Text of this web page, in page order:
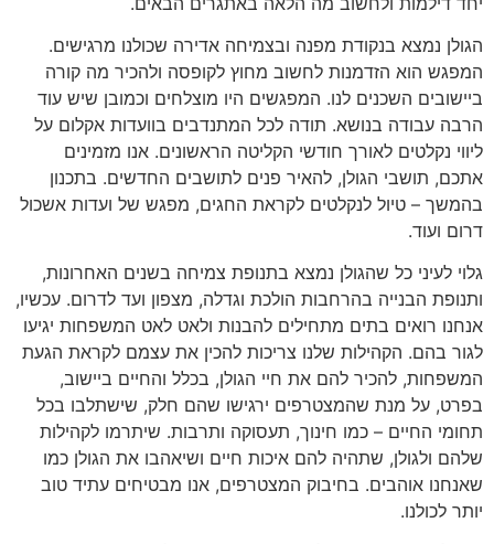
הגולן נמצא בנקודת מפנה ובצמיחה אדירה שכולנו מרגישים.
המפגש הוא הזדמנות לחשוב מחוץ לקופסה ולהכיר מה קורה
ביישובים השכנים לנו. המפגשים היו מוצלחים וכמובן שיש עוד
הרבה עבודה בנושא. תודה לכל המתנדבים בוועדות אקלום על
ליווי נקלטים לאורך חודשי הקליטה הראשונים. אנו מזמינים
אתכם, תושבי הגולן, להאיר פנים לתושבים החדשים. בתכנון
בהמשך – טיול לנקלטים לקראת החגים, מפגש של ועדות אשכול
דרום ועוד.
גלוי לעיני כל שהגולן נמצא בתנופת צמיחה בשנים האחרונות,
ותנופת הבנייה בהרחבות הולכת וגדלה, מצפון ועד לדרום. עכשיו,
אנחנו רואים בתים מתחילים להבנות ולאט לאט המשפחות יגיעו
לגור בהם. הקהילות שלנו צריכות להכין את עצמם לקראת הגעת
המשפחות, להכיר להם את חיי הגולן, בכלל והחיים ביישוב,
בפרט, על מנת שהמצטרפים ירגישו שהם חלק, שישתלבו בכל
תחומי החיים – כמו חינוך, תעסוקה ותרבות. שיתרמו לקהילות
שלהם ולגולן, שתהיה להם איכות חיים ושיאהבו את הגולן כמו
שאנחנו אוהבים. בחיבוק המצטרפים, אנו מבטיחים עתיד טוב
יותר לכולנו.